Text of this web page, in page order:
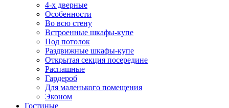
4-х дверные
Особенности
Во всю стену
Встроенные шкафы-купе
Под потолок
Раздвижные шкафы-купе
Открытая секция посередине
Распашные
Гардероб
Для маленького помещения
Эконом
Гостиные